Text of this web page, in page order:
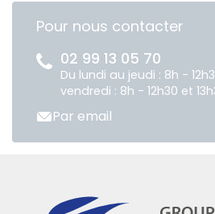
Pour nous contacter
02 99 13 05 70
Du lundi au jeudi : 8h -
vendredi : 8h - 12h30 et
Par email